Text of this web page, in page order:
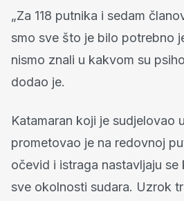
„Za 118 putnika i sedam
smo sve što je bilo potrebno
nismo znali u kakvom su
dodao je.
Katamaran koji je sudjelovao
prometovao je na redovnoj
očevid i istraga nastavljaju
sve okolnosti sudara. Uzrok